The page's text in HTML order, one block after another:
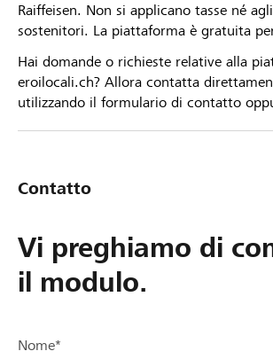
Raiffeisen. Non si applicano tasse né
sostenitori. La piattaforma è gratuita
Hai domande o richieste relative alla
eroilocali.ch? Allora contatta
utilizzando il formulario di contatto
Contatto
Vi preghiamo di
il modulo.
Nome*